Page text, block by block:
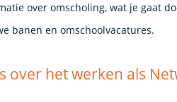
over omscholing, wat je gaat
banen en omschoolvacatures.
over het werken als